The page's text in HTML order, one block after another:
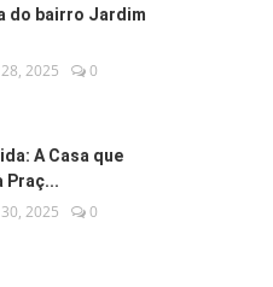
do bairro Jardim
2025
0
A Casa que
Praç...
2025
0